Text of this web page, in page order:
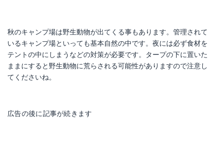
秋のキャンプ場は野生動物が出てくる事もあります。管理されて
いるキャンプ場といっても基本自然の中です。夜には必ず食材を
テントの中にしまうなどの対策が必要です。タープの下に置いた
ままにすると野生動物に荒らされる可能性がありますので注意し
てくださいね。
広告の後に記事が続きます